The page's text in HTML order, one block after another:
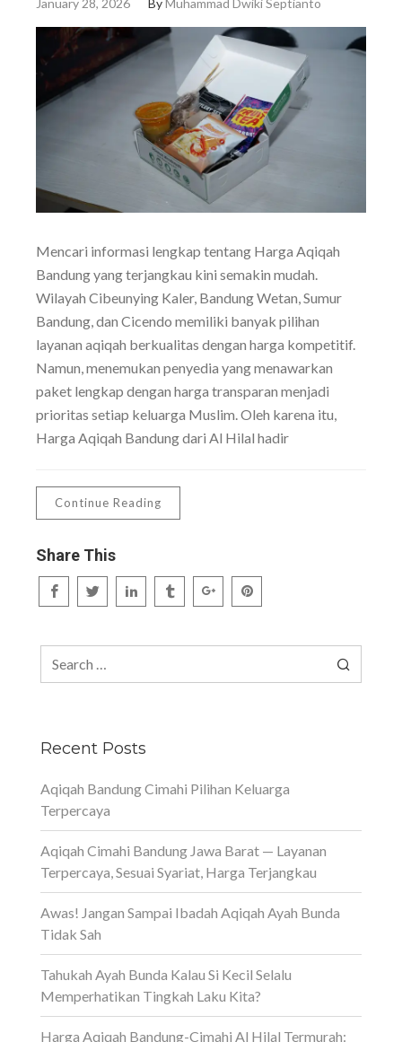
Mencari informasi lengkap tentang Harga Aqiqah
Bandung yang terjangkau kini semakin mudah.
Wilayah Cibeunying Kaler, Bandung Wetan, Sumur
Bandung, dan Cicendo memiliki banyak pilihan
layanan aqiqah berkualitas dengan harga kompetitif.
Namun, menemukan penyedia yang menawarkan
paket lengkap dengan harga transparan menjadi
prioritas setiap keluarga Muslim. Oleh karena itu,
Harga Aqiqah Bandung dari Al Hilal hadir
Continue Reading
Share This
Recent Posts
Aqiqah Bandung Cimahi Pilihan Keluarga
Terpercaya
Aqiqah Cimahi Bandung Jawa Barat — Layanan
Terpercaya, Sesuai Syariat, Harga Terjangkau
Awas! Jangan Sampai Ibadah Aqiqah Ayah Bunda
Tidak Sah
Tahukah Ayah Bunda Kalau Si Kecil Selalu
Memperhatikan Tingkah Laku Kita?
Harga Aqiqah Bandung-Cimahi Al Hilal Termurah: